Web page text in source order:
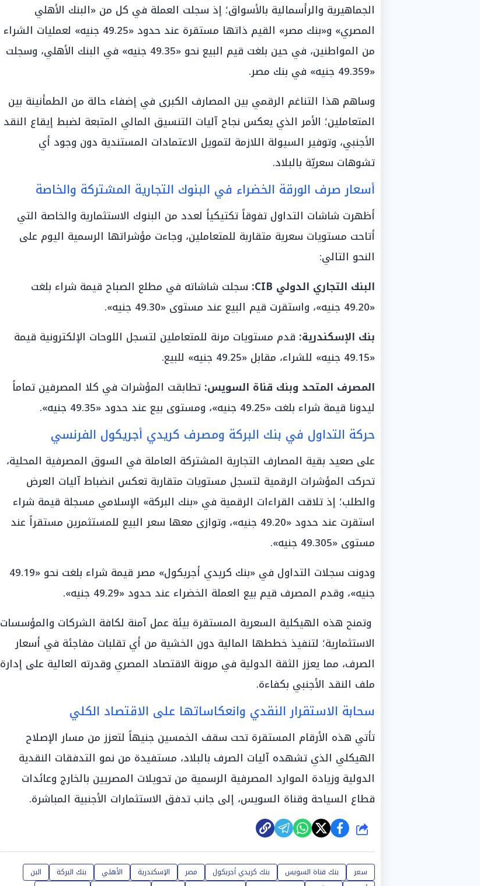
الجماهيرية والرأسمالية بالأسواق؛ إذ سجلت العملة في كل من «البنك الأهلي
المصري» و«بنك مصر» القيم ذاتها مستقرة عند حدود «49.25 جنيه» لعمليات الشراء
من المواطنين، في حين بلغت قيم البيع نحو «49.35 جنيه» في البنك الأهلي، وسجلت
«49.359 جنيه» في بنك مصر.
وساهم هذا التناغم الرقمي بين المصارف الكبرى في إضفاء حالة من الطمأنينة بين
المتعاملين؛ الأمر الذي يعكس نجاح آليات التنسيق المالي المتبعة لضبط إيقاع النقد
الأجنبي، وتوفير السيولة اللازمة لتمويل الاعتمادات المستندية دون وجود أي
تشوهات سعريّة بالبلاد.
أسعار صرف الورقة الخضراء في البنوك التجارية المشتركة والخاصة
أظهرت شاشات التداول تفوقاً تكتيكياً لعدد من البنوك الاستثمارية والخاصة التي
أتاحت مستويات سعرية متقاربة للمتعاملين، وجاءت مؤشراتها الرسمية اليوم على
النحو التالي:
البنك التجاري الدولي CIB:
سجلت شاشاته في مطلع الصباح قيمة شراء بلغت
«49.20 جنيه»، واستقرت قيم البيع عند مستوى «49.30 جنيه».
بنك الإسكندرية: قدم مستويات مرنة للمتعاملين لتسجل اللوحات الإلكترونية قيمة
«49.15 جنيه» للشراء، مقابل «49.25 جنيه» للبيع.
المصرف المتحد وبنك قناة السويس: تطابقت المؤشرات في كلا المصرفين تماماً
ليدونا قيمة شراء بلغت «49.25 جنيه»، ومستوى بيع عند حدود «49.35 جنيه».
حركة التداول في بنك البركة ومصرف كريدي أجريكول الفرنسي
على صعيد بقية المصارف التجارية المشتركة العاملة في السوق المصرفية المحلية،
تحركت المؤشرات الرقمية لتسجل مستويات متقاربة تعكس انضباط آليات العرض
والطلب؛ إذ تلاقت القراءات الرقمية في «بنك البركة» الإسلامي مسجلة قيمة شراء
استقرت عند حدود «49.20 جنيه»، وتوازى معها سعر البيع للمستثمرين مستقراً عند
مستوى «49.305 جنيه».
ودونت سجلات التداول في «بنك كريدي أجريكول» مصر قيمة شراء بلغت نحو «49.19
جنيه»، وقدم المصرف قيم بيع العملة الخضراء عند حدود «49.29 جنيه».
وتمنح هذه الهيكلية السعرية المستقرة بيئة عمل آمنة لكافة الشركات والمؤسسات
الاستثمارية؛ لتنفيذ خططها المالية دون الخشية من أي تقلبات مفاجئة في أسعار
الصرف، مما يعزز الثقة الدولية في مرونة الاقتصاد المصري وقدرته العالية على إدارة
ملف النقد الأجنبي بكفاءة.
سحابة الاستقرار النقدي وانعكاساتها على الاقتصاد الكلي
تأتي هذه الأرقام المستقرة تحت سقف الخمسين جنيهاً لتعزز من مسار الإصلاح
الهيكلي الذي تشهده آليات الصرف بالبلاد، مستفيدة من نمو التدفقات النقدية
الدولية وزيادة الموارد المصرفية الرسمية من تحويلات المصريين بالخارج وعائدات
قطاع السياحة وقناة السويس، إلى جانب تدفق الاستثمارات الأجنبية المباشرة.
شارك
سعر بنك قناة السويس بنك كريدي أجريكول مصر الإسكندرية الأهلي بنك البركة
البن